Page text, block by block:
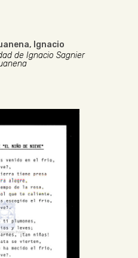
Ignacio
de Ignacio Sagnier